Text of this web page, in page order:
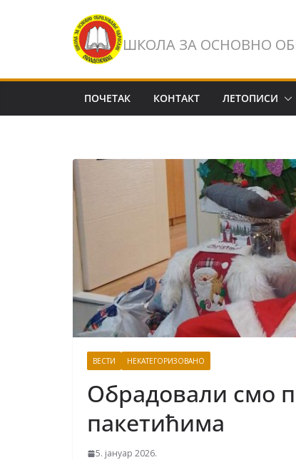
ШКОЛА ЗА ОСНОВНО
ПОЧЕТАК КОНТАКТ ЛЕТОПИСИ
ВЕСТИ НЕКАТЕГОРИЗОВАНО
Обрадовали смо
пакетићима
5. јануар 2026.